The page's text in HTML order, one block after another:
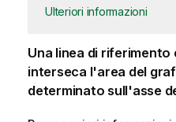
Ulteriori informazioni
Una linea di riferimento
interseca l'area del
determinato sull'asse